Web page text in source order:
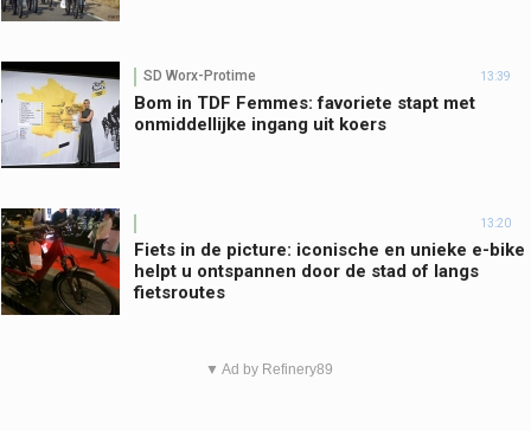
SD Worx-Protime 13:39
Bom in TDF Femmes: favoriete stapt met
onmiddellijke ingang uit koers
13:20
Fiets in de picture: iconische en unieke e-bike
helpt u ontspannen door de stad of langs
fietsroutes
▼ Ad by Refinery89